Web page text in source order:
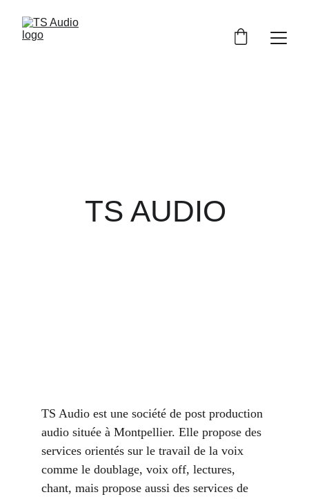
TS Audio est une société de post production
audio située à Montpellier. Elle propose des
services orientés sur le travail de la voix
comme le doublage, voix off, lectures,
chant, mais propose aussi des services de
TS AUDIO